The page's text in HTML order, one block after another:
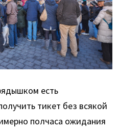
есть
тикет без всякой
полчаса ожидания